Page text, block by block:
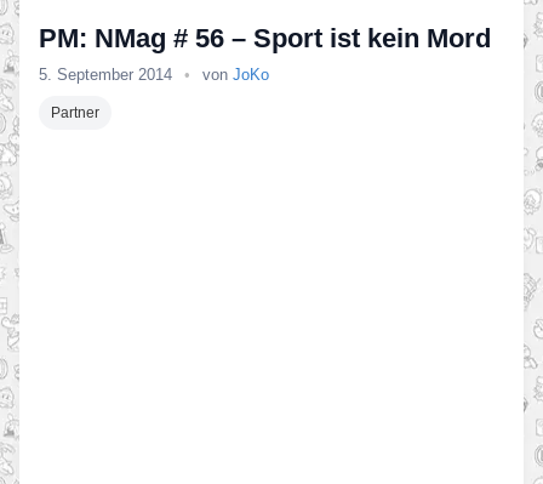
PM: NMag # 56 – Sport ist kein Mord
5. September 2014 • von JoKo
Partner